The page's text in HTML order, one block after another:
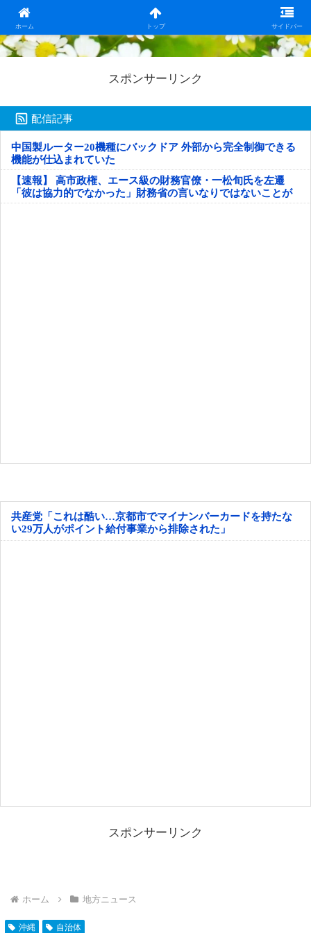
ホーム トップ サイドバー
日本第一！ニュース録
スポンサーリンク
配信記事
中国製ルーター20機種にバックドア 外部から完全制御できる
機能が仕込まれていた
【速報】 高市政権、エース級の財務官僚・一松旬氏を左遷
「彼は協力的でなかった」財務省の言いなりではないことが
判明
共産党「これは酷い…京都市でマイナンバーカードを持たな
い29万人がポイント給付事業から排除された」
スポンサーリンク
ホーム 地方ニュース
沖縄 自治体